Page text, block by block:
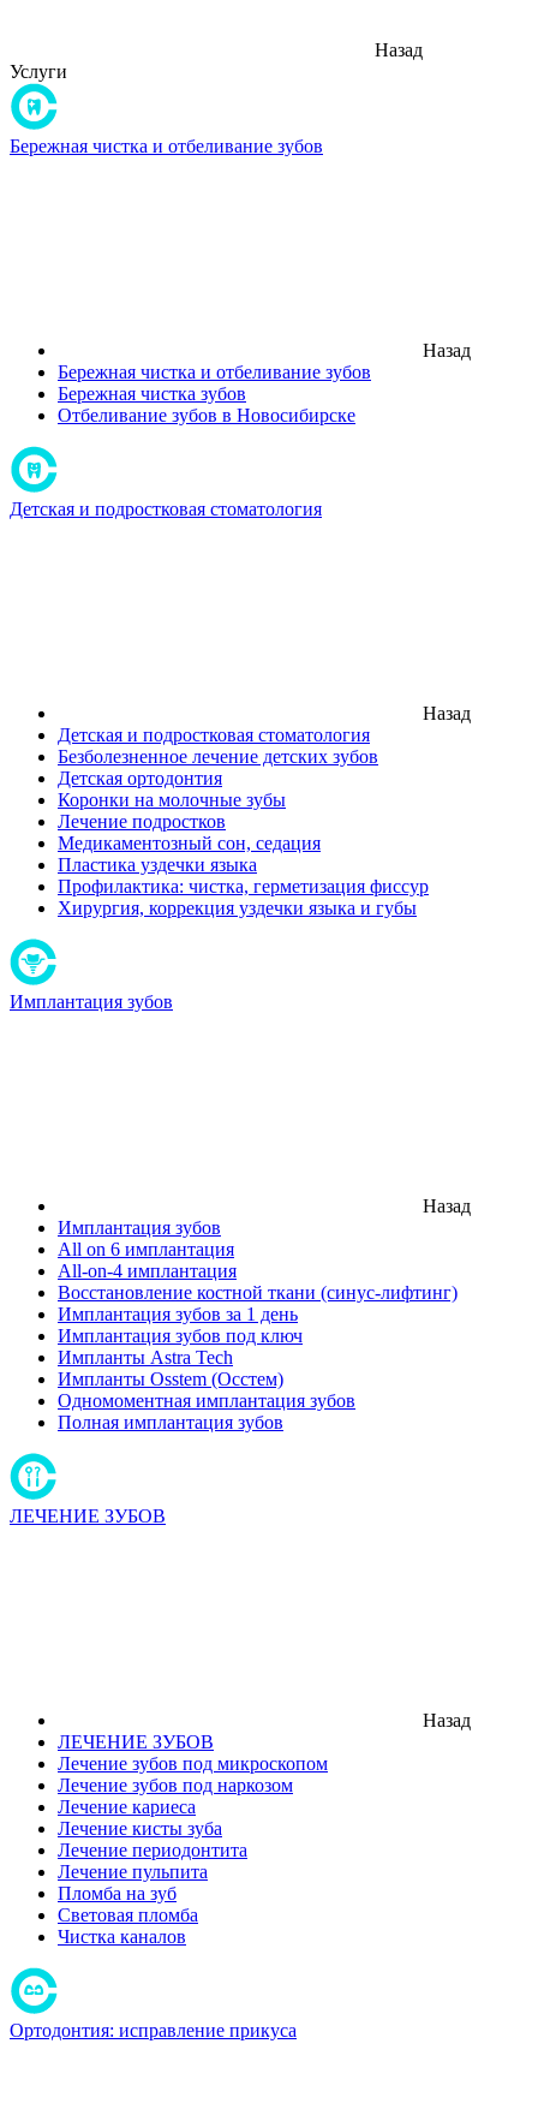
Назад
Услуги
Бережная чистка и отбеливание зубов
Назад
Бережная чистка и отбеливание зубов
Бережная чистка зубов
Отбеливание зубов в Новосибирске
Детская и подростковая стоматология
Назад
Детская и подростковая стоматология
Безболезненное лечение детских зубов
Детская ортодонтия
Коронки на молочные зубы
Лечение подростков
Медикаментозный сон, седация
Пластика уздечки языка
Профилактика: чистка, герметизация фиссур
Хирургия, коррекция уздечки языка и губы
Имплантация зубов
Назад
Имплантация зубов
All on 6 имплантация
All-on-4 имплантация
Восстановление костной ткани (синус-лифтинг)
Имплантация зубов за 1 день
Имплантация зубов под ключ
Импланты Astra Tech
Импланты Osstem (Осстем)
Одномоментная имплантация зубов
Полная имплантация зубов
ЛЕЧЕНИЕ ЗУБОВ
Назад
ЛЕЧЕНИЕ ЗУБОВ
Лечение зубов под микроскопом
Лечение зубов под наркозом
Лечение кариеса
Лечение кисты зуба
Лечение периодонтита
Лечение пульпита
Пломба на зуб
Световая пломба
Чистка каналов
Ортодонтия: исправление прикуса